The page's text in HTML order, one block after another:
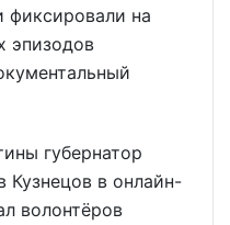
фиксировали на
эпизодов
губернатор
Кузнецов в онлайн-
волонтёров